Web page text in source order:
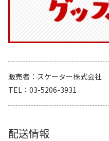
販売者
スケーター株式会社
TEL
03-5206-3931
配送情報